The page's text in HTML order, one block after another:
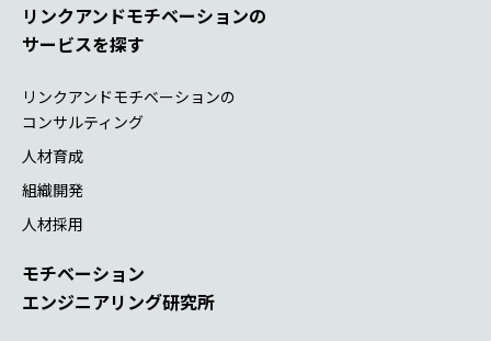
リンクアンドモチベーションの
サービスを探す
リンクアンドモチベーションの
コンサルティング
人材育成
組織開発
人材採用
モチベーション
エンジニアリング研究所